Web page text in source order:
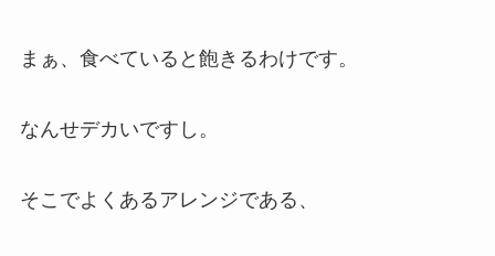
まぁ、食べていると飽きるわけです。
なんせデカいですし。
そこでよくあるアレンジである、